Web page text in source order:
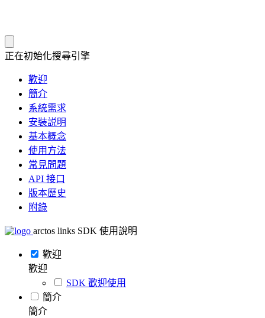
正在初始化搜尋引擎
歡迎
簡介
系統需求
安裝説明
基本概念
使用方法
常見問題
API 接口
版本歷史
附錄
arctos links SDK 使用說明
歡迎
歡迎
SDK 歡迎使用
簡介
簡介